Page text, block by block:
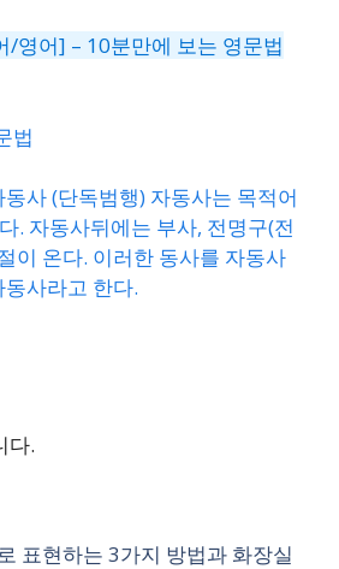
/영어] – 10분만에 보는 영문법
법
사 (단독범행) 자동사는 목적어
. 자동사뒤에는 부사, 전명구(전
이 온다. 이러한 동사를 자동사
사라고 한다.
다.
표현하는 3가지 방법과 화장실